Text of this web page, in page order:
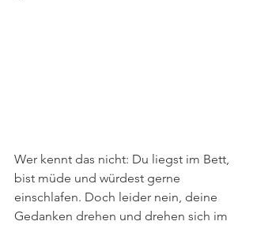
Wer kennt das nicht: Du liegst im Bett,
bist müde und würdest gerne
einschlafen. Doch leider nein, deine
Gedanken drehen und drehen sich im